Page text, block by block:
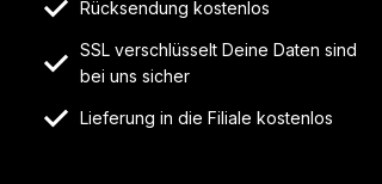
Rücksendung kostenlos
SSL verschlüsselt Deine Daten sind
bei uns sicher
Lieferung in die Filiale kostenlos